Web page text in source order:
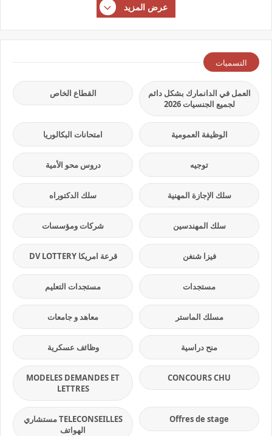
عرض المزيد
التسميات
العمل في الدانمارك بشكل دائم
لجميع الجنسيات 2026
القطاع الخاص
الوظيفة العمومية امتحانات البكالوريا
توجيه دروس محو الأمية
سلك الإجازة المهنية سلك الدكتوراه
سلك المهندسين شركات ومؤسسات
فيزا شنغن قرعة امريكا DV LOTTERY
مستجدات مستجدات التعليم
مسلك الماستر معاهد و جامعات
منح دراسية وظائف عسكرية
CONCOURS CHU
MODELES DEMANDES ET
LETTRES
Offres de stage
TELECONSEILLES مستشاري
الهواتف